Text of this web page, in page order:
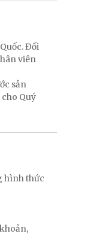
Đối
viên
sản
Quý
hình thức